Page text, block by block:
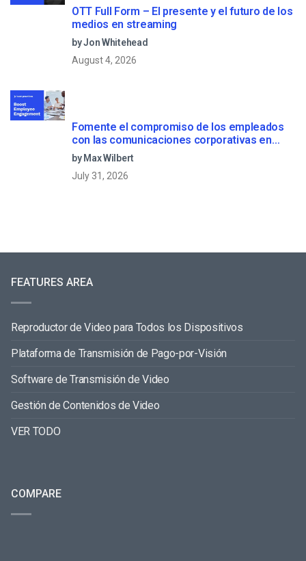
OTT Full Form – El presente y el futuro de los
medios en streaming
by Jon Whitehead
August 4, 2026
Fomente el compromiso de los empleados
con las comunicaciones corporativas en
directo
by Max Wilbert
July 31, 2026
FEATURES AREA
Reproductor de Video para Todos los Dispositivos
Plataforma de Transmisión de Pago-por-Visión
Software de Transmisión de Video
Gestión de Contenidos de Video
VER TODO
COMPARE